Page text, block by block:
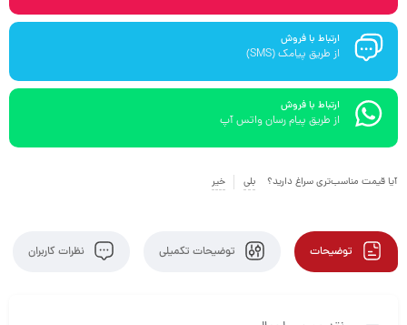
ارتباط با فروش
از طریق پیامک (SMS)
ارتباط با فروش
از طریق پیام رسان واتس آپ
آیا قیمت مناسب‌تری سراغ دارید؟ بلی خیر
توضیحات توضیحات تکمیلی نظرات کاربران